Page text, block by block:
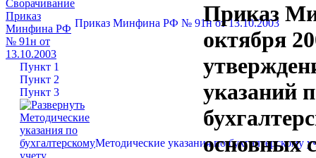
Приказ Минфина РФ № 91н от 13.10.2003
Пункт 1
Пункт 2
Пункт 3
Методические указания по бухгалтерскому
Приказ
октября
указаний
основных